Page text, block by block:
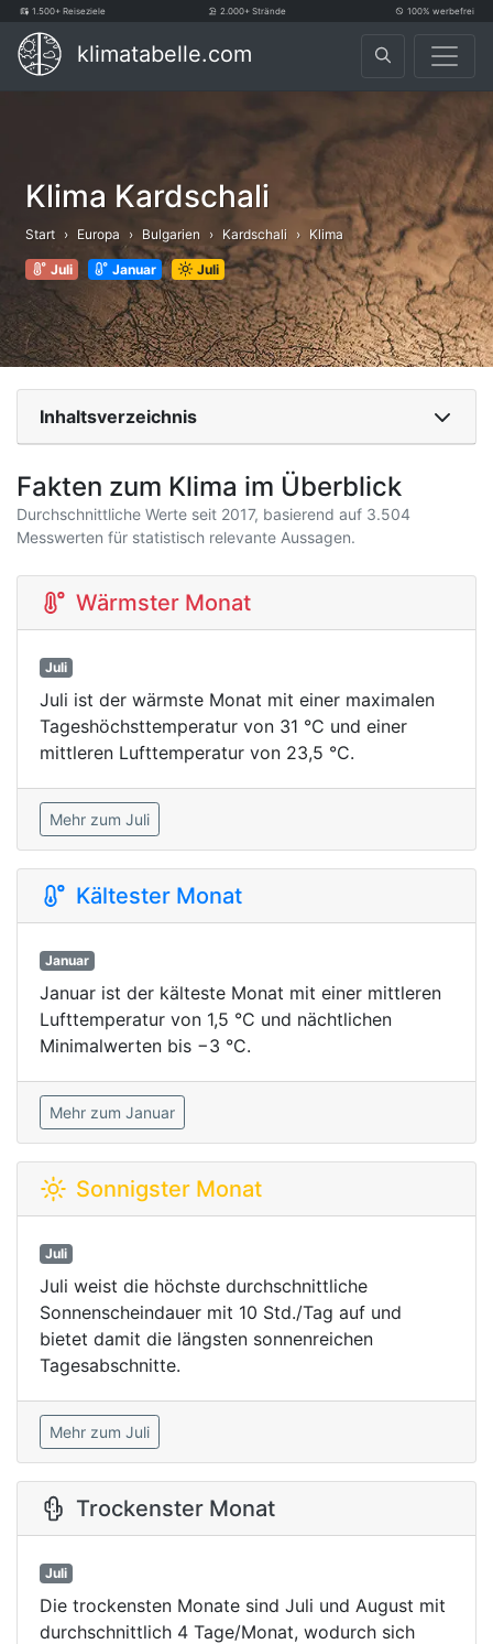
1.500+ Reiseziele 2.000+ Strände 100% werbefrei
klimatabelle.com
Klima Kardschali
Start Europa Bulgarien Kardschali Klima
Juli Januar Juli
Inhaltsverzeichnis
Fakten zum Klima im Überblick
Durchschnittliche Werte seit 2017, basierend auf 3.504
Messwerten für statistisch relevante Aussagen.
Wärmster Monat
Juli
Juli ist der wärmste Monat mit einer maximalen
Tageshöchsttemperatur von 31 °C und einer
mittleren Lufttemperatur von 23,5 °C.
Mehr zum Juli
Kältester Monat
Januar
Januar ist der kälteste Monat mit einer mittleren
Lufttemperatur von 1,5 °C und nächtlichen
Minimalwerten bis −3 °C.
Mehr zum Januar
Sonnigster Monat
Juli
Juli weist die höchste durchschnittliche
Sonnenscheindauer mit 10 Std./Tag auf und
bietet damit die längsten sonnenreichen
Tagesabschnitte.
Mehr zum Juli
Trockenster Monat
Juli
Die trockensten Monate sind Juli und August mit
durchschnittlich 4 Tage/Monat, wodurch sich